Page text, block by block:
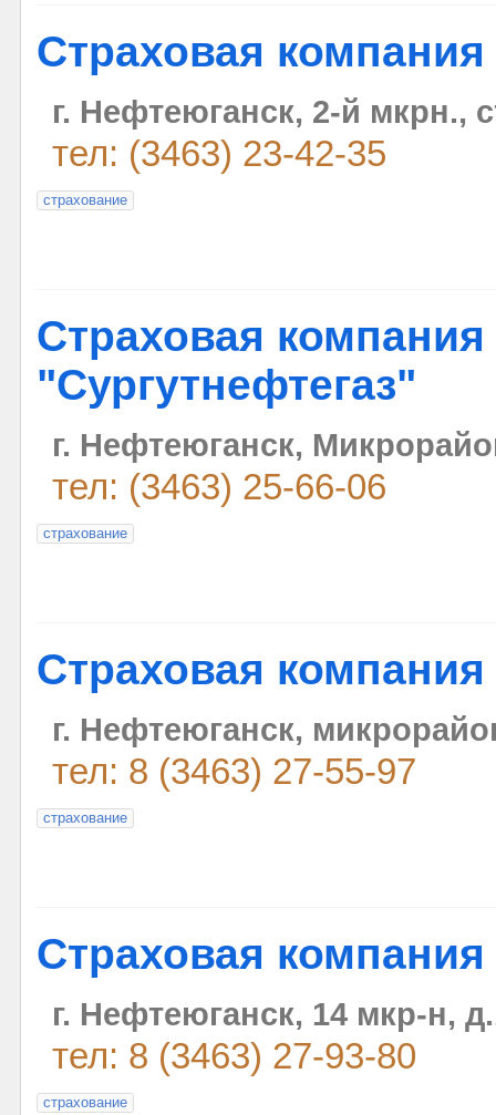
Страховая
г. Нефтеюганск, 2-й мкрн.,
тел: (3463) 23-42-35
страхование
Страховая компания
"Сургутнефтегаз"
г. Нефтеюганск,
тел: (3463) 25-66-06
страхование
Страховая
г. Нефтеюганск,
тел: 8 (3463) 27-55-97
страхование
Страховая
г. Нефтеюганск, 14 мкр-н,
тел: 8 (3463) 27-93-80
страхование